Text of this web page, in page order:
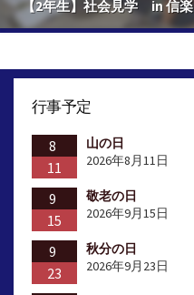
【2年生】社会見学 in 信楽
行事予定
8
11
山の日
2026年8月11日
9
15
敬老の日
2026年9月15日
9
23
秋分の日
2026年9月23日